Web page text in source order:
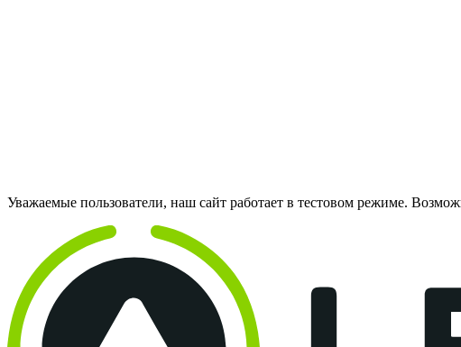
Уважаемые пользователи, наш сайт работает в тестовом режиме.